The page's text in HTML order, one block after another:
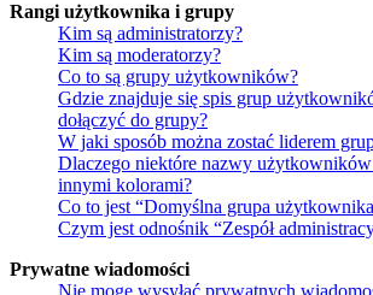
Rangi użytkownika i grupy
Kim są administratorzy?
Kim są moderatorzy?
Co to są grupy użytkowników?
Gdzie znajduje się spis grup
dołączyć do grupy?
W jaki sposób można zostać liderem
Dlaczego niektóre nazwy
innymi kolorami?
Co to jest “Domyślna grupa
Czym jest odnośnik “Zespół
Prywatne wiadomości